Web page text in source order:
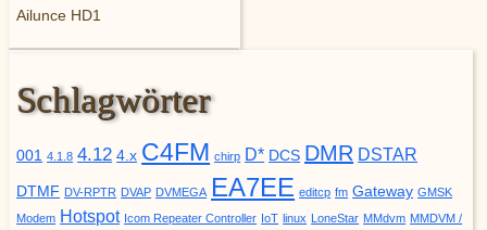
Ailunce HD1
Schlagwörter
001 4.1.8 4.12 4.x C4FM chirp D* DCS DMR DSTAR
DTMF DV-RPTR DVAP DVMEGA EA7EE editcp fm Gateway GMSK
Modem Hotspot Icom Repeater Controller IoT linux LoneStar MMdvm MMDVM /